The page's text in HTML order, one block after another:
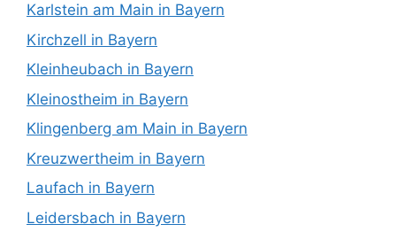
Karlstein am Main in Bayern
Kirchzell in Bayern
Kleinheubach in Bayern
Kleinostheim in Bayern
Klingenberg am Main in Bayern
Kreuzwertheim in Bayern
Laufach in Bayern
Leidersbach in Bayern